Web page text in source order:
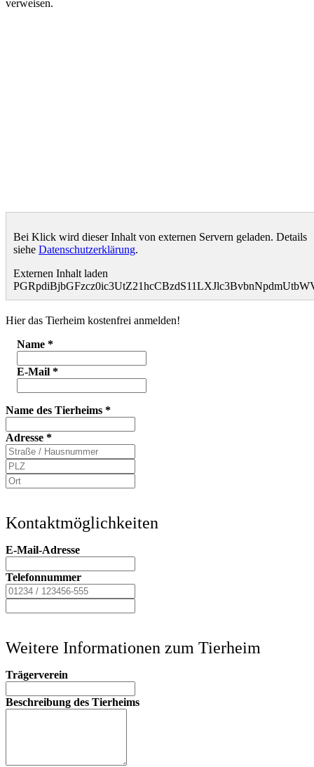
verweisen.
Bei Klick wird dieser Inhalt von externen Servern geladen. Details
siehe Datenschutzerklärung.
Externen Inhalt laden
Hier das Tierheim kostenfrei anmelden!
Name *
E-Mail *
Name des Tierheims *
Adresse *
Kontaktmöglichkeiten
E-Mail-Adresse
Telefonnummer
Weitere Informationen zum Tierheim
Trägerverein
Beschreibung des Tierheims